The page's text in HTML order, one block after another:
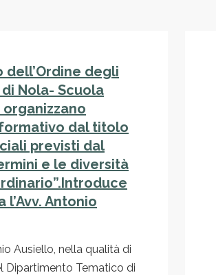
dell’Ordine degli
Nola- Scuola
organizzano
dal titolo
previsti dal
e le diversità
l’Avv. Antonio
Ausiello, nella qualità di
Dipartimento Tematico di